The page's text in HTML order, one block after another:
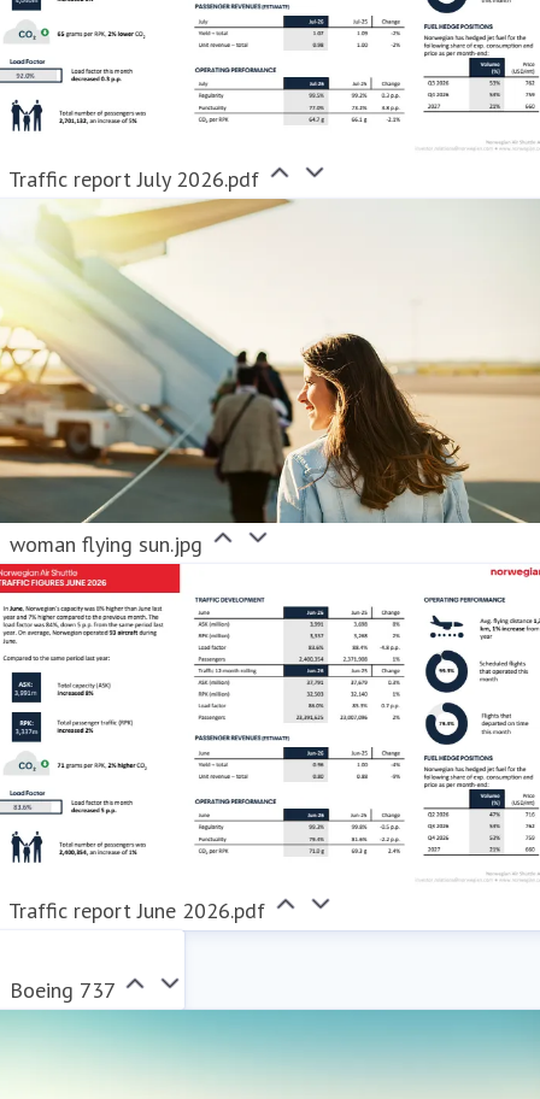
Traffic report July 2026.pdf
woman flying sun.jpg
Traffic report June 2026.pdf
Boeing 737